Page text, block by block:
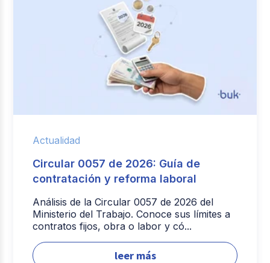
Actualidad
Circular 0057 de 2026: Guía de
contratación y reforma laboral
Análisis de la Circular 0057 de 2026 del
Ministerio del Trabajo. Conoce sus límites a
contratos fijos, obra o labor y có...
leer más